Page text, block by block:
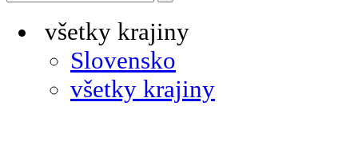
všetky krajiny
Slovensko
všetky krajiny